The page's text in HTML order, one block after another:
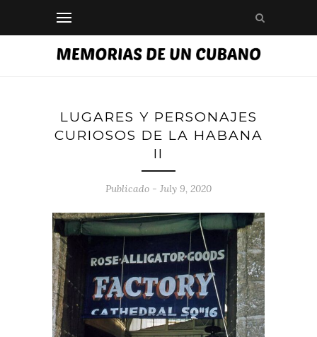
LUGARES Y PERSONAJES
CURIOSOS DE LA HABANA
II
Publicado - July 9, 2020